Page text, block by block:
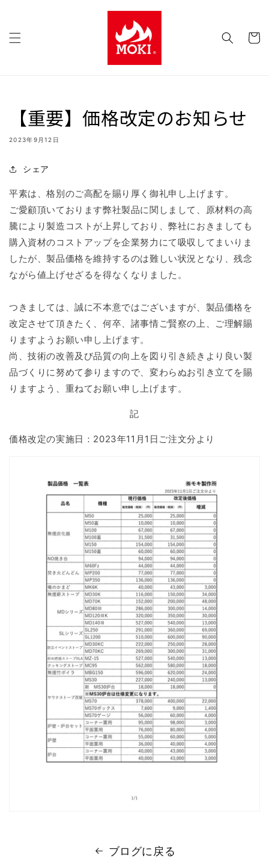
ー
【重要】価格改定のお知らせ
2023年9月12日
シェア
平素は、格別のご高配を賜り厚く御礼申し上げます。
ご愛顧頂いております弊社製品に関しまして、原材料の高
騰により製造コストが上昇しており、弊社におきましても
購入資材のコストアップを企業努力にて吸収してまいりま
したが、製品価格を維持するのは難しい状況となり、残念
ながら値上げせざるを得なくなりました。
つきましては、誠に不本意ではございますが、製品価格を
改定させて頂きたく、何卒、諸事情ご賢察の上、ご理解賜
りますようお願い申し上げます。
尚、技術の改善及び品質の向上を図り引き続きより良い製
品づくりに努めて参りますので、変わらぬお引き立てを賜
りますよう、重ねてお願い申し上げます。
記
価格改定の実施日：2023年11月1日ご注文分より
ブログに戻る